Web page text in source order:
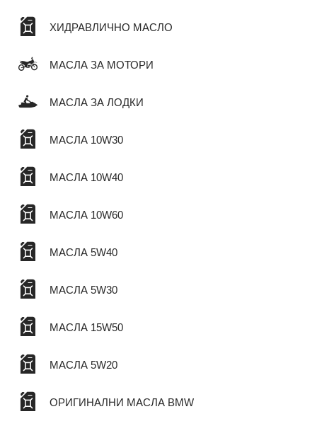
ХИДРАВЛИЧНО МАСЛО
МАСЛА ЗА МОТОРИ
МАСЛА ЗА ЛОДКИ
МАСЛА 10W30
МАСЛА 10W40
МАСЛА 10W60
МАСЛА 5W40
МАСЛА 5W30
МАСЛА 15W50
МАСЛА 5W20
ОРИГИНАЛНИ МАСЛА BMW